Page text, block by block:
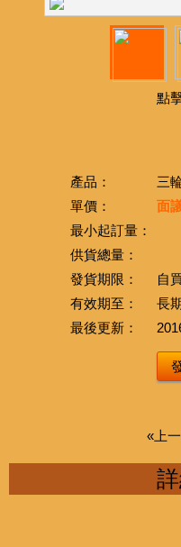
點
產品：
三
單價：
面
最小起訂量：
供貨總量：
發貨期限：
自
有效期至：
長
最後更新：
«上